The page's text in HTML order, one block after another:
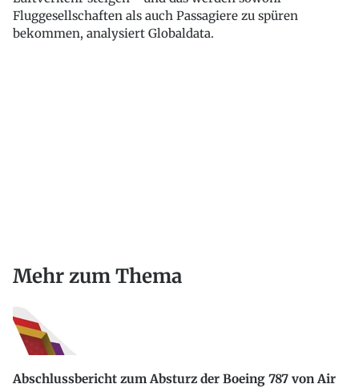
Fluggesellschaften als auch Passagiere zu spüren
bekommen, analysiert Globaldata.
Mehr zum Thema
Abschlussbericht zum Absturz der Boeing 787 von Air